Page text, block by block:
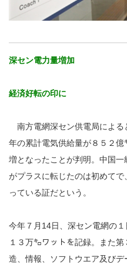
深セン電力量増加
経済好転の印に
南方電網深セン供電局によ
年の累計電気供給量が８５２
増となったことが判明。中国
がプラスに転じたのは初めて
っている証だという。
今年７月14日、深セン電網の
１３万㌔ワットを記録。また
造、情報、ソフトウエア及び